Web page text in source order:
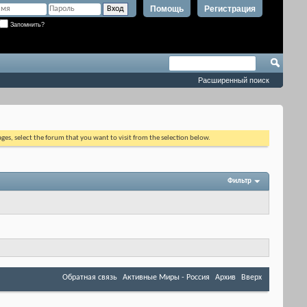
Регистрация
Помощь
Запомнить?
Расширенный поиск
select the forum that you want to visit from the selection below.
Фильтр
Обратная связь Активные Миры - Россия Архив Вверх